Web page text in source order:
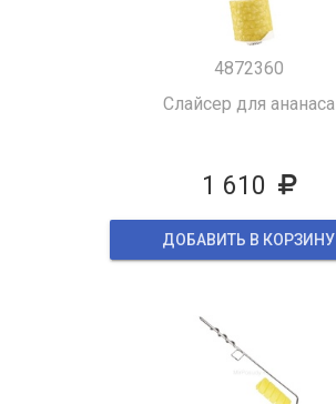
4872360
Слайсер для ананаса
1 610
ДОБАВИТЬ В КОРЗИНУ